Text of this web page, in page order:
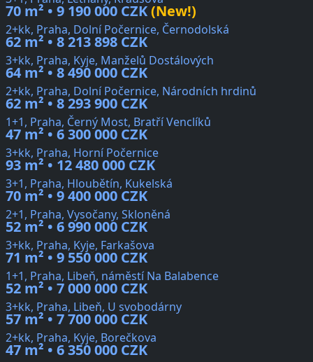
70 m² • 9 190 000 CZK(New!)
2+kk, Praha, Dolní Počernice, Černodolská
62 m² • 8 213 898 CZK
3+kk, Praha, Kyje, Manželů Dostálových
64 m² • 8 490 000 CZK
2+kk, Praha, Dolní Počernice, Národních hrdinů
62 m² • 8 293 900 CZK
1+1, Praha, Černý Most, Bratří Venclíků
47 m² • 6 300 000 CZK
3+kk, Praha, Horní Počernice
93 m² • 12 480 000 CZK
3+1, Praha, Hloubětín, Kukelská
70 m² • 9 400 000 CZK
2+1, Praha, Vysočany, Skloněná
52 m² • 6 990 000 CZK
3+kk, Praha, Kyje, Farkašova
71 m² • 9 550 000 CZK
1+1, Praha, Libeň, náměstí Na Balabence
52 m² • 7 000 000 CZK
3+kk, Praha, Libeň, U svobodárny
57 m² • 7 700 000 CZK
2+kk, Praha, Kyje, Borečkova
47 m² • 6 350 000 CZK